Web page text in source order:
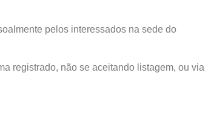
pelos interessados na sede do
registrado, não se aceitando listagem, ou via